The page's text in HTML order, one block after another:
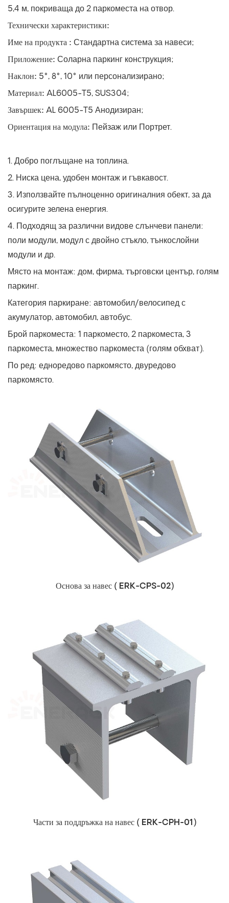
5,4 м, покриваща до 2 паркоместа на отвор.
Технически характеристики:
Име на продукта : Стандартна система за навеси;
Приложение: Соларна паркинг конструкция;
Наклон: 5°, 8°, 10° или персонализирано;
Материал: AL6005-T5, SUS304;
Завършек: AL 6005-T5 Анодизиран;
Ориентация на модула: Пейзаж или Портрет.
1. Добро поглъщане на топлина.
2. Ниска цена, удобен монтаж и гъвкавост.
3. Използвайте пълноценно оригиналния обект, за да
осигурите зелена енергия.
4. Подходящ за различни видове слънчеви панели:
поли модули, модул с двойно стъкло, тънкослойни
модули и др.
Място на монтаж: дом, фирма, търговски център, голям
паркинг.
Категория паркиране: автомобил/велосипед с
акумулатор, автомобил, автобус.
Брой паркоместа: 1 паркоместо, 2 паркоместа, 3
паркоместа, множество паркоместа (голям обхват).
По ред: едноредово паркомясто, двуредово
паркомясто.
Основа за навес ( ERK-CPS-02)
Части за поддръжка на навес ( ERK-CPH-01)